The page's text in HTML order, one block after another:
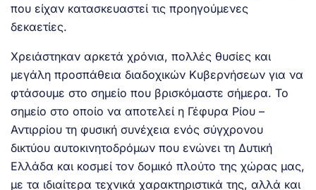
που είχαν κατασκευαστεί τις προηγούμενες
δεκαετίες.
Χρειάστηκαν αρκετά χρόνια, πολλές θυσίες και
μεγάλη προσπάθεια διαδοχικών Κυβερνήσεων για να
φτάσουμε στο σημείο που βρισκόμαστε σήμερα. Το
σημείο στο οποίο να αποτελεί η Γέφυρα Ρίου –
Αντιρρίου τη φυσική συνέχεια ενός σύγχρονου
δικτύου αυτοκινητοδρόμων που ενώνει τη Δυτική
Ελλάδα και κοσμεί τον δομικό πλούτο της χώρας μας,
με τα ιδιαίτερα τεχνικά χαρακτηριστικά της, αλλά και